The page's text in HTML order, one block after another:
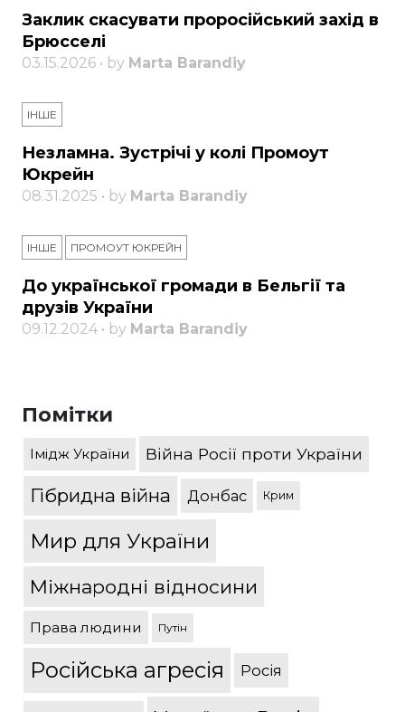
Заклик скасувати проросійський захід в
Брюсселі
03.15.2026 • by Marta Barandiy
ІНШЕ
Незламна. Зустрічі у колі Промоут
Юкрейн
08.31.2025 • by Marta Barandiy
ІНШЕ ПРОМОУТ ЮКРЕЙН
До української громади в Бельгії та
друзів України
09.12.2024 • by Marta Barandiy
Помітки
Імідж України Війна Росії проти України
Гібридна війна Донбас Крим
Мир для України
Міжнародні відносини
Права людини Путін
Російська агресія Росія